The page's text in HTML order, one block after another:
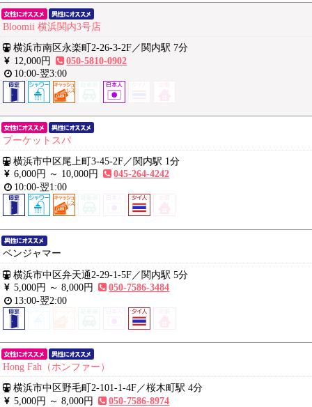
Bloomii 横浜関内3号店
横浜市南区永楽町2-26-3-2F／関内駅 7分
12,000円
050-5810-0902
10:00-翌3:00
プーケットスパ
横浜市中区尾上町3-45-2F／関内駅 1分
6,000円 ～ 10,000円
045-264-4242
10:00-翌1:00
ベンジャマー
横浜市中区弁天通2-29-1-5F／関内駅 5分
5,000円 ～8,000円
050-7586-3484
13:00-翌2:00
Hong Fah（ホンファー）
横浜市中区野毛町2-101-1-4F／桜木町駅 4分
5,000円 ～8,000円
050-7586-8974